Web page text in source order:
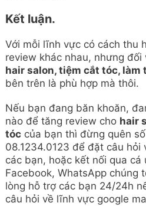
Kết luận.
Với mỗi lĩnh vực có cách thu
review khác nhau, nhưng
hair salon, tiệm cắt tóc, làm
bên trên là phù hợp mà thôi.
Nếu bạn đang băn khoăn,
nào để tăng review cho hair
tóc của bạn thì đừng quên
08.1234.0123 để đặt câu hỏi
các bạn, hoặc kết nối qua cá
Facebook, WhatsApp chúng
lòng hỗ trợ các bạn 24/24h
câu hỏi về lĩnh vực google